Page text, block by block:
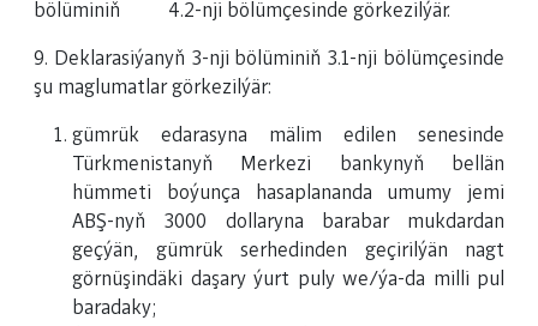
bölüminiň 4.2-nji bölümçesinde görkezilýär.
9. Deklarasiýanyň 3-nji bölüminiň 3.1-nji bölümçesinde
şu maglumatlar görkezilýär:
gümrük edarasyna mälim edilen senesinde
Türkmenistanyň Merkezi bankynyň bellän
hümmeti boýunça hasaplananda umumy jemi
ABŞ-nyň 3000 dollaryna barabar mukdardan
geçýän, gümrük serhedinden geçirilýän nagt
görnüşindäki daşary ýurt puly we/ýa-da milli pul
baradaky;